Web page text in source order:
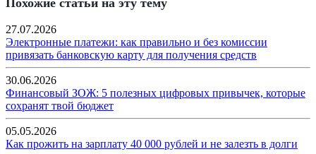
27.07.2026
Электронные платежи: как правильно и без комиссии
привязать банковскую карту для получения средств
30.06.2026
Финансовый ЗОЖ: 5 полезных цифровых привычек, которые
сохранят твой бюджет
05.05.2026
Как прожить на зарплату 40 000 рублей и не залезть в долги